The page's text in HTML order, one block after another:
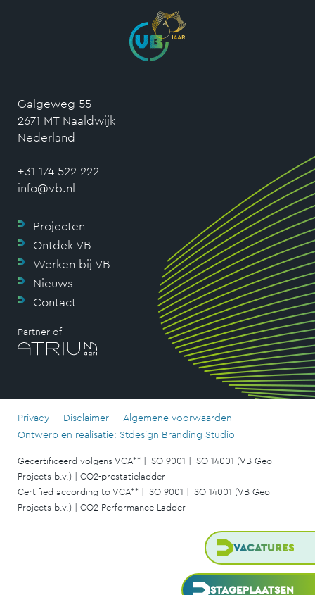
VACATURES
STAGEPLAATSEN
Galgeweg 55
2671 MT Naaldwijk
Nederland
+31 174 522 222
info@vb.nl
Projecten
Ontdek VB
Werken bij VB
Nieuws
Contact
Partner of
Privacy Disclaimer
Algemene voorwaarden
Ontwerp en realisatie: Stdesign Branding Studio
Gecertificeerd volgens VCA** | ISO 9001 | ISO 14001 (VB Geo
Projects b.v.) | CO2-prestatieladder
Certified according to VCA** | ISO 9001 | ISO 14001 (VB Geo
Projects b.v.) | CO2 Performance Ladder